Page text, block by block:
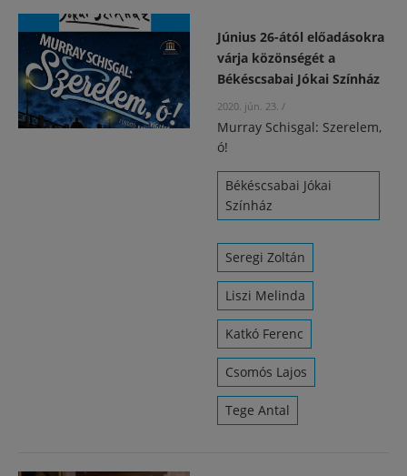
Június 26-ától előadásokra
várja közönségét a
Békéscsabai Jókai Színház
2020. jún. 23. /
Murray Schisgal: Szerelem,
ó!
Békéscsabai Jókai
Színház
Seregi Zoltán
Liszi Melinda
Katkó Ferenc
Csomós Lajos
Tege Antal